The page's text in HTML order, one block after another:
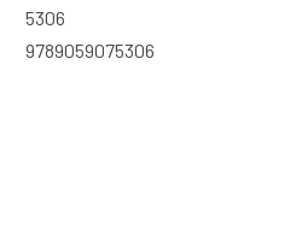
5306
9789059075306